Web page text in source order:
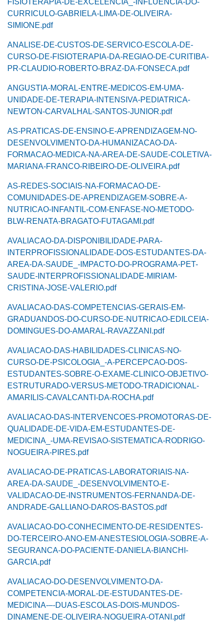
FISIOTERAPIA-DE-EXCELENCIA_-INFLUENCIA-DO-
CURRICULO-GABRIELA-LIMA-DE-OLIVEIRA-
SIMIONE.pdf
ANALISE-DE-CUSTOS-DE-SERVICO-ESCOLA-DE-
CURSO-DE-FISIOTERAPIA-DA-REGIAO-DE-CURITIBA-
PR-CLAUDIO-ROBERTO-BRAZ-DA-FONSECA.pdf
ANGUSTIA-MORAL-ENTRE-MEDICOS-EM-UMA-
UNIDADE-DE-TERAPIA-INTENSIVA-PEDIATRICA-
NEWTON-CARVALHAL-SANTOS-JUNIOR.pdf
AS-PRATICAS-DE-ENSINO-E-APRENDIZAGEM-NO-
DESENVOLVIMENTO-DA-HUMANIZACAO-DA-
FORMACAO-MEDICA-NA-AREA-DE-SAUDE-COLETIVA-
MARIANA-FRANCO-RIBEIRO-DE-OLIVEIRA.pdf
AS-REDES-SOCIAIS-NA-FORMACAO-DE-
COMUNIDADES-DE-APRENDIZAGEM-SOBRE-A-
NUTRICAO-INFANTIL-COM-ENFASE-NO-METODO-
BLW-RENATA-BRAGATO-FUTAGAMI.pdf
AVALIACAO-DA-DISPONIBILIDADE-PARA-
INTERPROFISSIONALIDADE-DOS-ESTUDANTES-DA-
AREA-DA-SAUDE_-IMPACTO-DO-PROGRAMA-PET-
SAUDE-INTERPROFISSIONALIDADE-MIRIAM-
CRISTINA-JOSE-VALERIO.pdf
AVALIACAO-DAS-COMPETENCIAS-GERAIS-EM-
GRADUANDOS-DO-CURSO-DE-NUTRICAO-EDILCEIA-
DOMINGUES-DO-AMARAL-RAVAZZANI.pdf
AVALIACAO-DAS-HABILIDADES-CLINICAS-NO-
CURSO-DE-PSICOLOGIA_-A-PERCEPCAO-DOS-
ESTUDANTES-SOBRE-O-EXAME-CLINICO-OBJETIVO-
ESTRUTURADO-VERSUS-METODO-TRADICIONAL-
AMARILIS-CAVALCANTI-DA-ROCHA.pdf
AVALIACAO-DAS-INTERVENCOES-PROMOTORAS-DE-
QUALIDADE-DE-VIDA-EM-ESTUDANTES-DE-
MEDICINA_-UMA-REVISAO-SISTEMATICA-RODRIGO-
NOGUEIRA-PIRES.pdf
AVALIACAO-DE-PRATICAS-LABORATORIAIS-NA-
AREA-DA-SAUDE_-DESENVOLVIMENTO-E-
VALIDACAO-DE-INSTRUMENTOS-FERNANDA-DE-
ANDRADE-GALLIANO-DAROS-BASTOS.pdf
AVALIACAO-DO-CONHECIMENTO-DE-RESIDENTES-
DO-TERCEIRO-ANO-EM-ANESTESIOLOGIA-SOBRE-A-
SEGURANCA-DO-PACIENTE-DANIELA-BIANCHI-
GARCIA.pdf
AVALIACAO-DO-DESENVOLVIMENTO-DA-
COMPETENCIA-MORAL-DE-ESTUDANTES-DE-
MEDICINA-–-DUAS-ESCOLAS-DOIS-MUNDOS-
DINAMENE-DE-OLIVEIRA-NOGUEIRA-OTANI.pdf